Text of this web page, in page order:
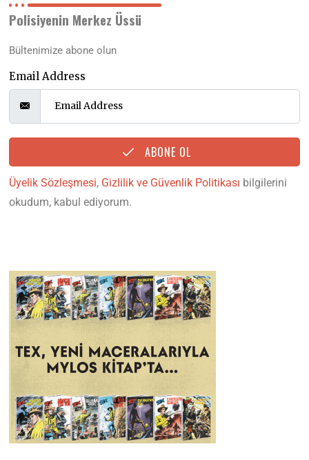
Polisiyenin Merkez Üssü
Bültenimize abone olun
Email Address
ABONE OL
Üyelik Sözleşmesi, Gizlilik ve Güvenlik Politikası bilgilerini
okudum, kabul ediyorum.